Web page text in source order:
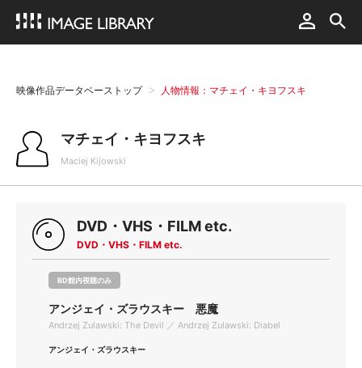
映像作品データベーストップ 人物情報：マチェイ・キヨフスキ
マチェイ・キヨフスキ
Maciej Kijowski
DVD・VHS・FILM etc.
DVD・VHS・FILM etc.
BD館内視聴のみ
アンジェイ・ズラウスキー 悪魔
Andrzej Zulawski: The Devil ／ Andrzej Zulawski: Diabel
アンジェイ・ズラウスキー